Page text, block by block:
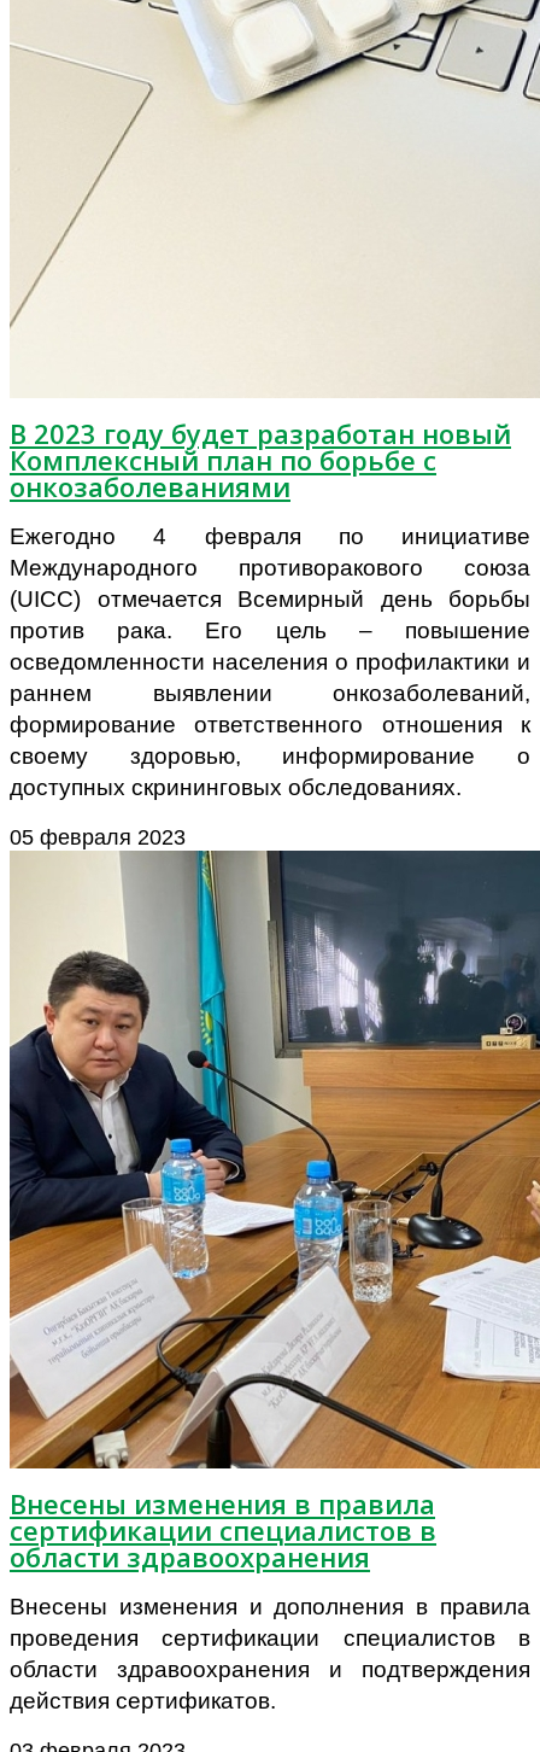
В 2023 году будет разработан новый
Комплексный план по борьбе с
онкозаболеваниями
Ежегодно 4 февраля по инициативе
Международного противоракового союза
(UICC) отмечается Всемирный день борьбы
против рака. Его цель – повышение
осведомленности населения о профилактики и
раннем выявлении онкозаболеваний,
формирование ответственного отношения к
своему здоровью, информирование о
доступных скрининговых обследованиях.
05 февраля 2023
Внесены изменения в правила
сертификации специалистов в
области здравоохранения
Внесены изменения и дополнения в правила
проведения сертификации специалистов в
области здравоохранения и подтверждения
действия сертификатов.